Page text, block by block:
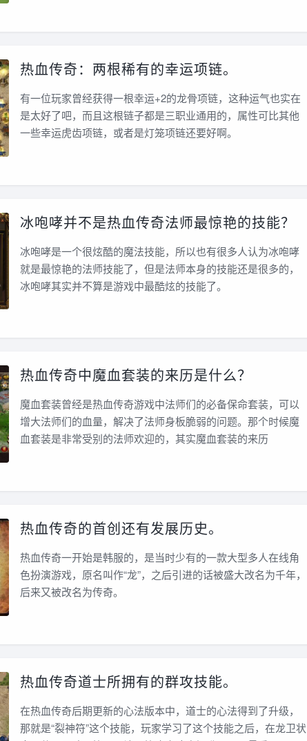
热血传奇：两根稀有的幸运项链。
有一位玩家曾经获得一根幸运+2的龙骨项链，这种运气也实在
是太好了吧，而且这根链子都是三职业通用的，属性可比其他
一些幸运虎齿项链，或者是灯笼项链还要好啊。
冰咆哮并不是热血传奇法师最惊艳的技能？
冰咆哮是一个很炫酷的魔法技能，所以也有很多人认为冰咆哮
就是最惊艳的法师技能了，但是法师本身的技能还是很多的，
冰咆哮其实并不算是游戏中最酷炫的技能了。
热血传奇中魔血套装的来历是什么？
魔血套装曾经是热血传奇游戏中法师们的必备保命套装，可以
增大法师们的血量，解决了法师身板脆弱的问题。那个时候魔
血套装是非常受别的法师欢迎的，其实魔血套装的来历
热血传奇的首创还有发展历史。
热血传奇一开始是韩服的，是当时少有的一款大型多人在线角
色扮演游戏，原名叫作“龙”，之后引进的话被盛大改名为千年，
后来又被改名为传奇。
热血传奇道士所拥有的群攻技能。
在热血传奇后期更新的心法版本中，道士的心法得到了升级，
那就是“裂神符”这个技能，玩家学习了这个技能之后，在龙卫状